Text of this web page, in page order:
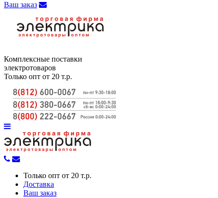
Ваш заказ
Комплексные поставки
электротоваров
Только опт от 20 т.р.
Только опт от 20 т.р.
Доставка
Ваш заказ